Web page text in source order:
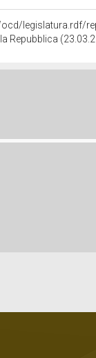
legislatura.rdf/
Repubblica